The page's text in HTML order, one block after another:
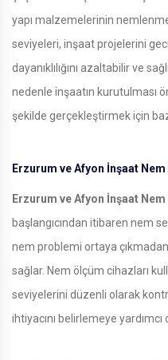
yapı malzemelerinin
seviyeleri, inşaat projelerini
dayanıklılığını azaltabilir ve
nedenle inşaatın kurutulması
şekilde gerçekleştirmek için
Erzurum ve Afyon İnşaat
Erzurum ve Afyon İnşaat
başlangıcından itibaren nem
nem problemi ortaya
sağlar. Nem ölçüm cihazları
seviyelerini düzenli olarak
ihtiyacını belirlemeye yardımcı